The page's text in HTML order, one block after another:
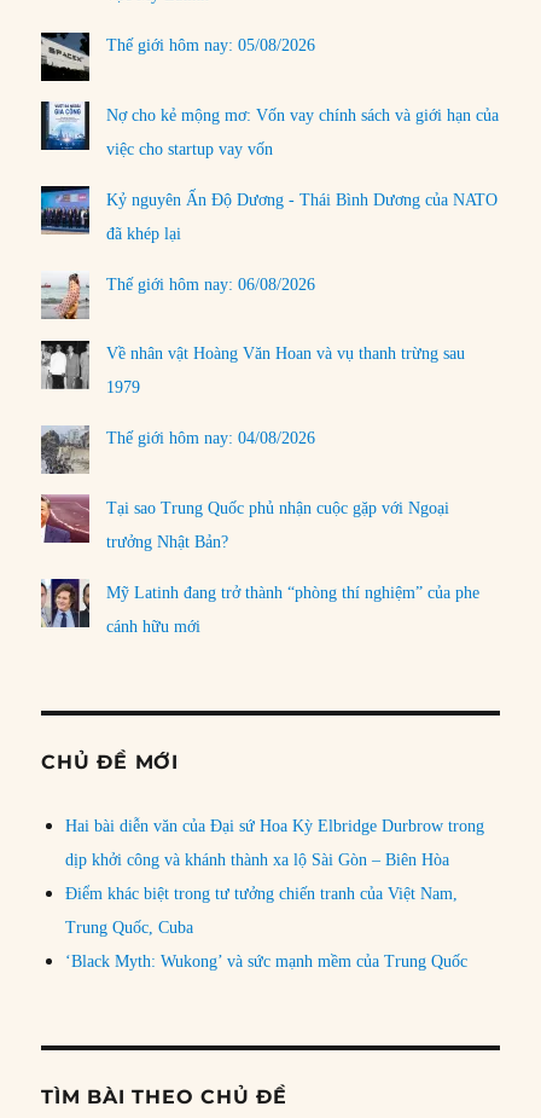
Thế giới hôm nay: 05/08/2026
Nợ cho kẻ mộng mơ: Vốn vay chính sách và giới hạn của
việc cho startup vay vốn
Kỷ nguyên Ấn Độ Dương - Thái Bình Dương của NATO
đã khép lại
Thế giới hôm nay: 06/08/2026
Về nhân vật Hoàng Văn Hoan và vụ thanh trừng sau
1979
Thế giới hôm nay: 04/08/2026
Tại sao Trung Quốc phủ nhận cuộc gặp với Ngoại
trưởng Nhật Bản?
Mỹ Latinh đang trở thành “phòng thí nghiệm” của phe
cánh hữu mới
CHỦ ĐỀ MỚI
Hai bài diễn văn của Đại sứ Hoa Kỳ Elbridge Durbrow trong
dịp khởi công và khánh thành xa lộ Sài Gòn – Biên Hòa
Điểm khác biệt trong tư tưởng chiến tranh của Việt Nam,
Trung Quốc, Cuba
‘Black Myth: Wukong’ và sức mạnh mềm của Trung Quốc
TÌM BÀI THEO CHỦ ĐỀ